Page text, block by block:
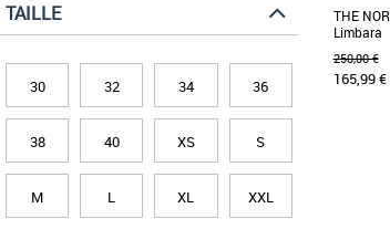
TAILLE
30 32 34 36
38 40 XS S
M L XL XXL
THE
Limbara
250,00 €
165,99 €
cette